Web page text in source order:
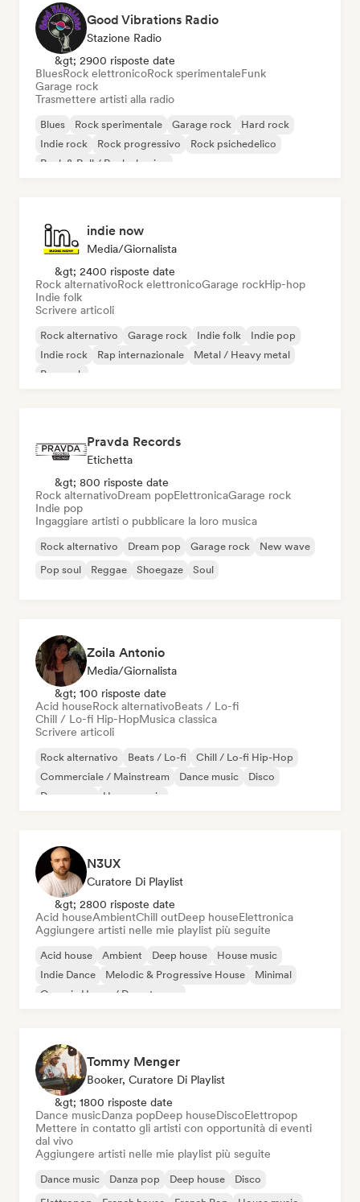
Good Vibrations Radio
Stazione Radio
&gt; 2900 risposte date
BluesRock elettronicoRock sperimentaleFunk
Garage rock
Trasmettere artisti alla radio
Blues Rock sperimentale Garage rock
Hard rock
Indie rock
Rock progressivo
Rock psichedelico
Rock & Roll / Rock classico
indie now
Media/Giornalista
&gt; 2400 risposte date
Rock alternativoRock elettronicoGarage rockHip-hop
Indie folk
Scrivere articoli
Rock alternativo Garage rock Indie folk
Indie pop
Indie rock
Rap internazionale
Metal / Heavy metal
Pop rock
Pravda Records
Etichetta
&gt; 800 risposte date
Rock alternativoDream popElettronicaGarage rock
Indie pop
Ingaggiare artisti o pubblicare la loro musica
Rock alternativo Dream pop Garage rock
New wave
Pop soul
Reggae Shoegaze Soul
Zoila Antonio
Media/Giornalista
&gt; 100 risposte date
Acid houseRock alternativoBeats / Lo-fi
Chill / Lo-fi Hip-HopMusica classica
Scrivere articoli
Rock alternativo Beats / Lo-fi
Chill / Lo-fi Hip-Hop
Commerciale / Mainstream
Dance music
Disco
Dream pop
House music
N3UX
Curatore Di Playlist
&gt; 2800 risposte date
Acid houseAmbientChill outDeep houseElettronica
Aggiungere artisti nelle mie playlist più seguite
Acid house Ambient Deep house
House music
Indie Dance
Melodic & Progressive House
Minimal
Organic House / Downtempo
Tommy Menger
Booker, Curatore Di Playlist
&gt; 1800 risposte date
Dance musicDanza popDeep houseDiscoElettropop
Mettere in contatto gli artisti con opportunità di eventi
dal vivo
Aggiungere artisti nelle mie playlist più seguite
Dance music Danza pop Deep house
Disco